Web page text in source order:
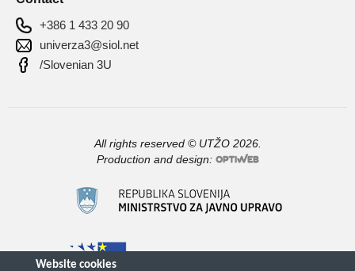
+386 1 433 20 90
univerza3@siol.net
/Slovenian 3U
All rights reserved © UTŽO 2026.
Production and design:
Website cookies